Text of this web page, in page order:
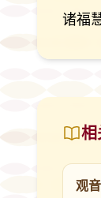
诸福
相
观